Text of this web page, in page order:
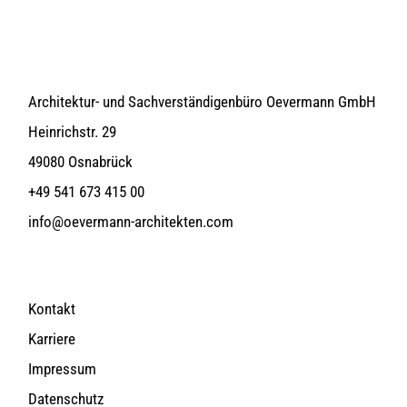
Architektur- und Sachverständigenbüro Oevermann GmbH
Heinrichstr. 29
49080 Osnabrück
+49 541 673 415 00
info@oevermann-architekten.com
Kontakt
Karriere
Impressum
Datenschutz